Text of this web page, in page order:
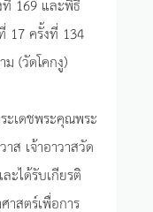
17 ครั้งที่ 134
(วัดโคกงู)
ะเดชพระคุณพระ
ส เจ้าอาวาสวัด
ะได้รับเกียรติ
าสตร์เพื่อการ